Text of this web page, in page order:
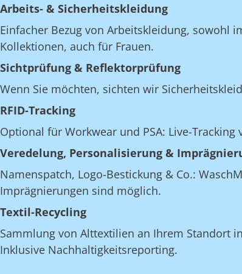
Arbeits- & Sicherheitskleidung
Einfacher Bezug von Arbeitskleidung, sowohl
Kollektionen, auch für Frauen.
Sichtprüfung & Reflektorprüfung
Wenn Sie möchten, sichten wir
RFID-Tracking
Optional für Workwear und PSA: Live-
Veredelung, Personalisierung &
Namenspatch, Logo-Bestickung & Co.:
Imprägnierungen sind möglich.
Textil-Recycling
Sammlung von Alttextilien an Ihrem Standort
Inklusive Nachhaltigkeitsreporting.